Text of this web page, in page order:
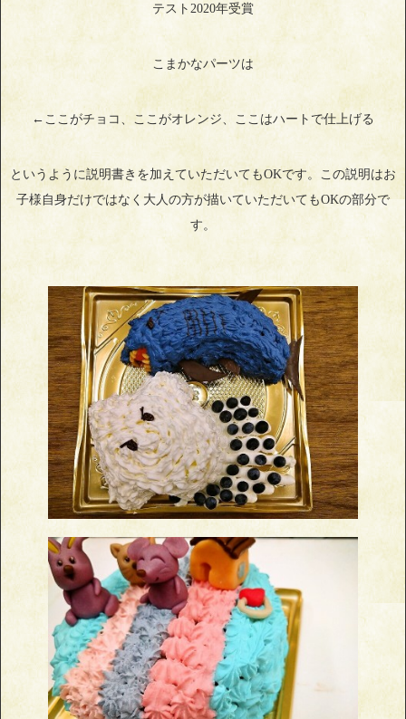
テスト2020年受賞
こまかなパーツは
←ここがチョコ、ここがオレンジ、ここはハートで仕上げる
というように説明書きを加えていただいてもOKです。この説明はお
子様自身だけではなく大人の方が描いていただいてもOKの部分で
す。